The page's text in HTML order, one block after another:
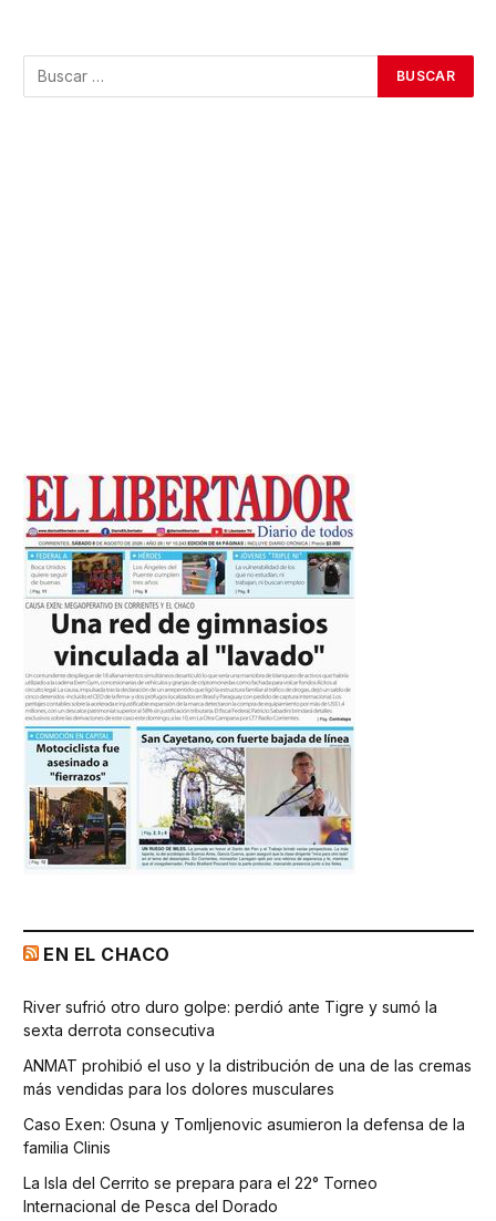
EN EL CHACO
River sufrió otro duro golpe: perdió ante Tigre y sumó la
sexta derrota consecutiva
ANMAT prohibió el uso y la distribución de una de las cremas
más vendidas para los dolores musculares
Caso Exen: Osuna y Tomljenovic asumieron la defensa de la
familia Clinis
La Isla del Cerrito se prepara para el 22° Torneo
Internacional de Pesca del Dorado